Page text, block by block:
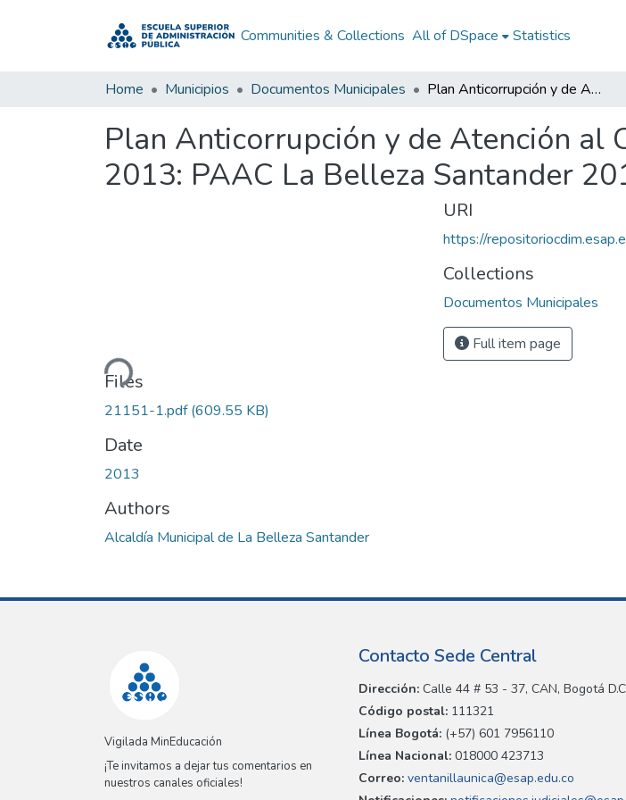
Communities & Collections All of DSpace Statistics
Home Municipios Documentos Municipales Plan Anticorrupción y de Atención al Ciudadano La Belleza Santander 2013: PAAC La Belleza Santander 2013
Plan Anticorrupción y de Atención al
2013: PAAC La Belleza Santander
Loading...
Files
21151-1.pdf(609.55 KB)
Date
2013
Authors
Alcaldía Municipal de La Belleza Santander
URI
https://
Collections
Documentos Municipales
Full item page
Vigilada MinEducación
¡Te invitamos a dejar tus comentarios en
nuestros canales oficiales!
Contacto Sede Central
Dirección: Calle 44 # 53 - 37, CAN, Bogotá
Código postal: 111321
Línea Bogotá: (+57) 601 7956110
Línea Nacional: 018000 423713
Correo: ventanillaunica@esap.edu.co